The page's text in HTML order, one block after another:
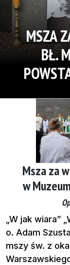
MSZA
BŁ.
Msza za
w
„W jak wiara”
o. Adam
mszy św. z